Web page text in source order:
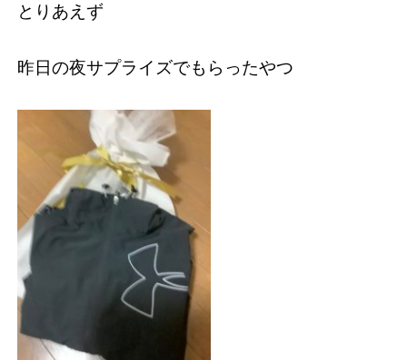
とりあえず
昨日の夜サプライズでもらったやつ